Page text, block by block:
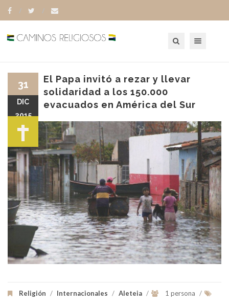
El Papa invitó a rezar y llevar
solidaridad a los 150.000
evacuados en América del Sur
Religión / Internacionales / Aleteia / 1 persona /
31
DIC
2015